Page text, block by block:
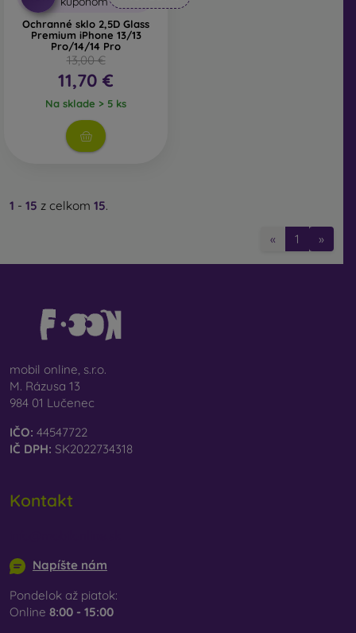
Ochranné sklo 2,5D Glass
Premium iPhone 13/13
Pro/14/14 Pro
13,00 €
11,70 €
Na sklade > 5 ks
1 - 15 z celkom 15.
« 1 »
mobil online, s.r.o.
M. Rázusa 13
984 01 Lučenec
IČO: 44547722
IČ DPH: SK2022734318
Kontakt
Napíšte nám
Pondelok až piatok:
Online 8:00 - 15:00